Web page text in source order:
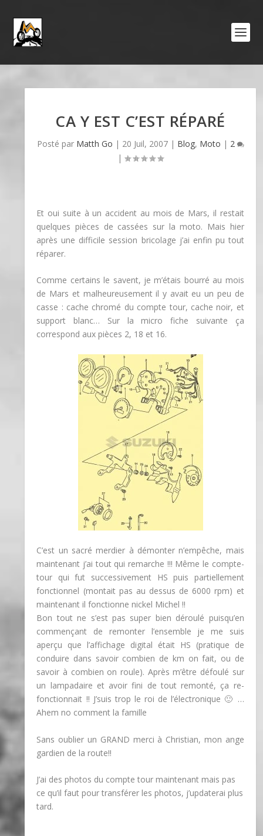
CA Y EST C’EST RÉPARÉ
Posté par Matth Go | 20 Juil, 2007| Blog, Moto | 2
|
Et oui suite à un accident au mois de Mars, il restait
quelques pièces de cassées sur la moto. Mais hier
après une difficile session bricolage j’ai enfin pu tout
réparer.
Comme certains le savent, je m’étais bourré au mois
de Mars et malheureusement il y avait eu un peu de
casse : cache chromé du compte tour, cache noir, et
support blanc… Sur la micro fiche suivante ça
correspond aux pièces 2, 18 et 16.
C’est un sacré merdier à démonter n’empêche, mais
maintenant j’ai tout qui remarche !!! Même le compte-
tour qui fut successivement HS puis partiellement
fonctionnel (montait pas au dessus de 6000 rpm) et
maintenant il fonctionne nickel Michel !!
Bon tout ne s’est pas super bien déroulé puisqu’en
commençant de remonter l’ensemble je me suis
aperçu que l’affichage digital était HS (pratique de
conduire dans savoir combien de km on fait, ou de
savoir à combien on roule). Après m’être défoulé sur
un lampadaire et avoir fini de tout remonté, ça re-
fonctionnait !! J’suis trop le roi de l’électronique 🙂 …
Ahem no comment la famille
Sans oublier un GRAND merci à Christian, mon ange
gardien de la route!!
J’ai des photos du compte tour maintenant mais pas
ce qu’il faut pour transférer les photos, j’updaterai plus
tard.